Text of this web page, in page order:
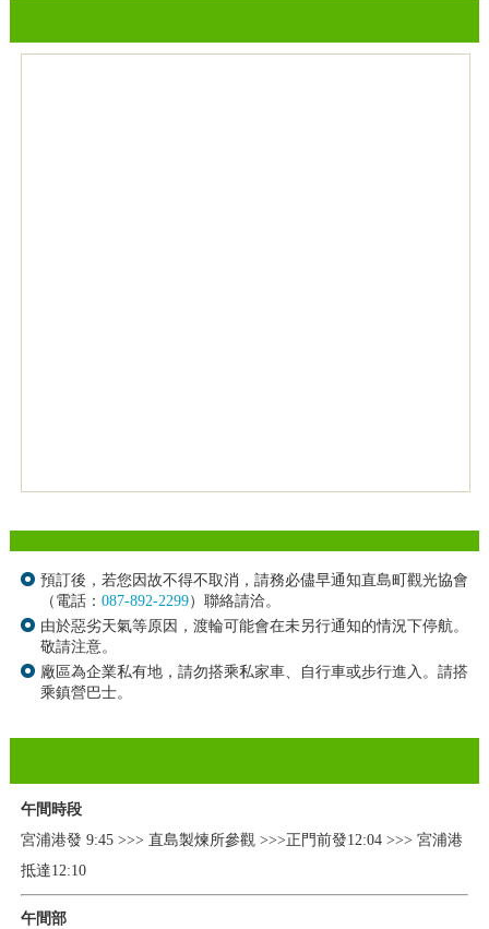
預訂後，若您因故不得不取消，請務必儘早通知直島町觀光協會
（電話： 087-892-2299）聯絡請洽。
由於惡劣天氣等原因，渡輪可能會在未另行通知的情況下停航。
敬請注意。
廠區為企業私有地，請勿搭乘私家車、自行車或步行進入。請搭
乘鎮營巴士。
午間時段
宮浦港發 9:45 >>> 直島製煉所參觀 >>>正門前發12:04 >>> 宮浦港
抵達12:10
午間部